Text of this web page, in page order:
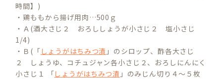
時間】)
・鶏ももから揚げ用肉…500ｇ
・Ａ(酒大さじ２ おろししょうが小さじ２ 塩小さじ
1/4)
・Ｂ(「 しょうがはちみつ漬 」のシロップ、酢各大さじ
２ しょうゆ、コチュジャン各小さじ２、おろしにんにく
小さじ１ 「しょうがはちみつ漬 」のみじん切り４～５枚